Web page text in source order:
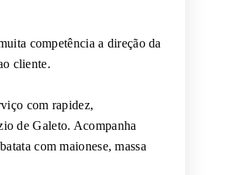
competência a direção da
cliente.
com rapidez,
de Galeto. Acompanha
com maionese, massa